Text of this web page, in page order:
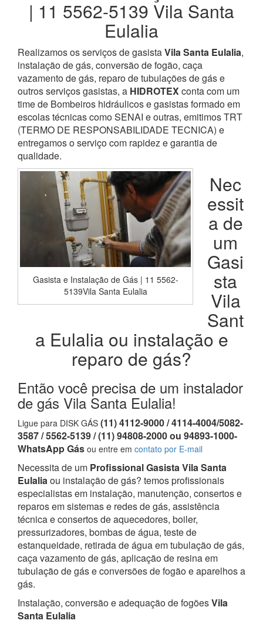
| 11 5562-5139 Vila Santa
Eulalia
Realizamos os serviços de gasistaVila Santa Eulalia,
instalação de gás, conversão de fogão, caça
vazamento de gás, reparo de tubulações de gás e
outros serviços gasistas, a HIDROTEXconta com um
time de Bombeiros hidráulicos e gasistas formado em
escolas técnicas como SENAI e outras, emitimos TRT
(TERMO DE RESPONSABILIDADE TECNICA) e
entregamos o serviço com rapidez e garantia de
qualidade.
Gasista e Instalação de Gás | 11 5562-
5139Vila Santa Eulalia
Nec
essit
a de
um
Gasi
sta
Vila
Sant
a Eulalia ou instalação e
reparo de gás?
Então você precisa de um instalador
de gás Vila Santa Eulalia!
Ligue para DISK GÁS (11) 4112-9000 / 4114-4004/5082-
3587 / 5562-5139 / (11) 94808-2000 ou 94893-1000-
WhatsApp Gás ou entre em contato por E-mail
Necessita de um Profissional Gasista Vila Santa
Eulaliaou instalação de gás? temos profissionais
especialistas em instalação, manutenção, consertos e
reparos em sistemas e redes de gás, assistência
técnica e consertos de aquecedores, boiler,
pressurizadores, bombas de água, teste de
estanqueidade, retirada de água em tubulação de gás,
caça vazamento de gás, aplicação de resina em
tubulação de gás e conversões de fogão e aparelhos a
gás.
Instalação, conversão e adequação de fogõesVila
Santa Eulalia